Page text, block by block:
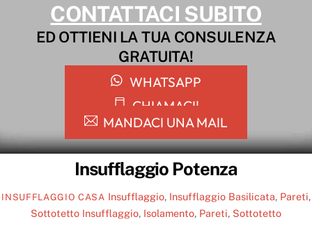
CONTATTACI SUBITO
ED OTTIENI LA TUA CONSULENZA
GRATUITA!
WHATSAPP
CHIAMACI!
MANDACI UNA MAIL
Insufflaggio Potenza
INSUFFLAGGIO CASA Insufflaggio, Insufflaggio Basilicata, Pareti,
Sottotetto Insufflaggio, Isolamento, Pareti, Sottotetto